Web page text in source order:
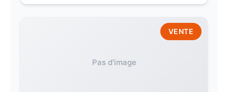
Pas d'image
VENTE